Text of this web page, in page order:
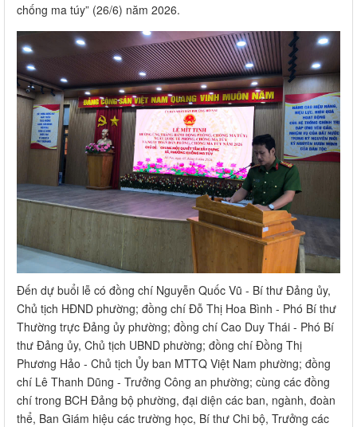
chống ma túy” (26/6) năm 2026.
Đến dự buổi lễ có đồng chí Nguyễn Quốc Vũ - Bí thư Đảng ủy,
Chủ tịch HĐND phường; đồng chí Đỗ Thị Hoa Bình - Phó Bí thư
Thường trực Đảng ủy phường; đồng chí Cao Duy Thái - Phó Bí
thư Đảng ủy, Chủ tịch UBND phường; đồng chí Đồng Thị
Phương Hảo - Chủ tịch Ủy ban MTTQ Việt Nam phường; đồng
chí Lê Thanh Dũng - Trưởng Công an phường; cùng các đồng
chí trong BCH Đảng bộ phường, đại diện các ban, ngành, đoàn
thể, Ban Giám hiệu các trường học, Bí thư Chi bộ, Trưởng các